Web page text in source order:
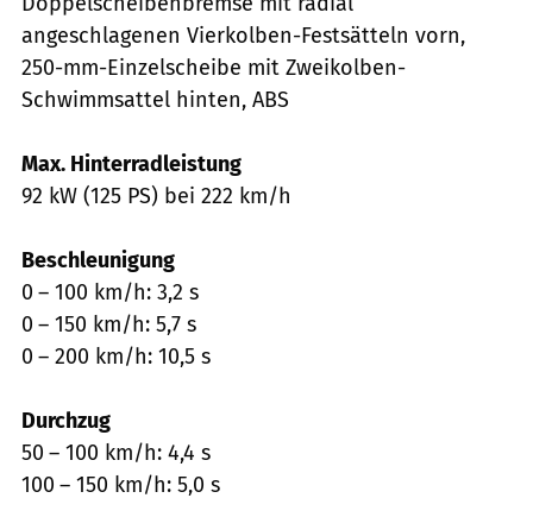
angeschlagenen Vierkolben-Festsätteln vorn,
250-mm-Einzelscheibe mit Zweikolben-
Schwimmsattel hinten, ABS
Max. Hinterradleistung
92 kW (125 PS) bei 222 km/h
Beschleunigung
0 – 100 km/h: 3,2 s
0 – 150 km/h: 5,7 s
0 – 200 km/h: 10,5 s
Durchzug
50 – 100 km/h: 4,4 s
100 – 150 km/h: 5,0 s